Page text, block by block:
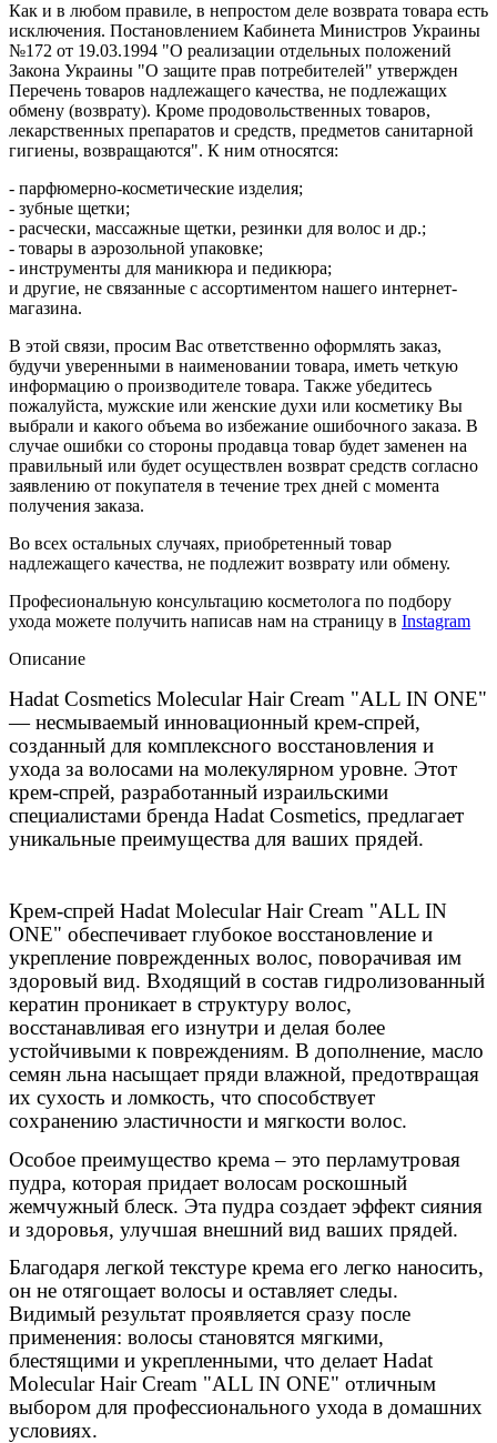
Как и в любом правиле, в непростом деле возврата товара есть
исключения. Постановлением Кабинета Министров Украины
№172 от 19.03.1994 "О реализации отдельных положений
Закона Украины "О защите прав потребителей" утвержден
Перечень товаров надлежащего качества, не подлежащих
обмену (возврату). Кроме продовольственных товаров,
лекарственных препаратов и средств, предметов санитарной
гигиены, возвращаются". К ним относятся:
- парфюмерно-косметические изделия;
- зубные щетки;
- расчески, массажные щетки, резинки для волос и др.;
- товары в аэрозольной упаковке;
- инструменты для маникюра и педикюра;
и другие, не связанные с ассортиментом нашего интернет-
магазина.
В этой связи, просим Вас ответственно оформлять заказ,
будучи уверенными в наименовании товара, иметь четкую
информацию о производителе товара. Также убедитесь
пожалуйста, мужские или женские духи или косметику Вы
выбрали и какого объема во избежание ошибочного заказа. В
случае ошибки со стороны продавца товар будет заменен на
правильный или будет осуществлен возврат средств согласно
заявлению от покупателя в течение трех дней с момента
получения заказа.
Во всех остальных случаях, приобретенный товар
надлежащего качества, не подлежит возврату или обмену.
Професиональную консультацию косметолога по подбору
ухода можете получить написав нам на страницу в Instagram
Описание
Hadat Cosmetics Molecular Hair Cream "ALL IN ONE"
— несмываемый инновационный крем-спрей,
созданный для комплексного восстановления и
ухода за волосами на молекулярном уровне. Этот
крем-спрей, разработанный израильскими
специалистами бренда Hadat Cosmetics, предлагает
уникальные преимущества для ваших прядей.
Крем-спрей Hadat Molecular Hair Cream "ALL IN
ONE" обеспечивает глубокое восстановление и
укрепление поврежденных волос, поворачивая им
здоровый вид. Входящий в состав гидролизованный
кератин проникает в структуру волос,
восстанавливая его изнутри и делая более
устойчивыми к повреждениям. В дополнение, масло
семян льна насыщает пряди влажной, предотвращая
их сухость и ломкость, что способствует
сохранению эластичности и мягкости волос.
Особое преимущество крема – это перламутровая
пудра, которая придает волосам роскошный
жемчужный блеск. Эта пудра создает эффект сияния
и здоровья, улучшая внешний вид ваших прядей.
Благодаря легкой текстуре крема его легко наносить,
он не отягощает волосы и оставляет следы.
Видимый результат проявляется сразу после
применения: волосы становятся мягкими,
блестящими и укрепленными, что делает Hadat
Molecular Hair Cream "ALL IN ONE" отличным
выбором для профессионального ухода в домашних
условиях.